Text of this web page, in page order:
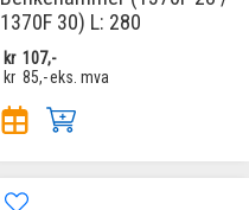
1370F 30) L: 280
kr 107,-
kr 85,-eks. mva